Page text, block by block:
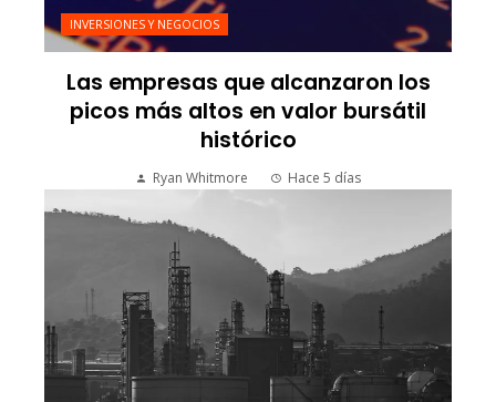
INVERSIONES Y NEGOCIOS
Las empresas que alcanzaron los
picos más altos en valor bursátil
histórico
Ryan Whitmore Hace 5 días